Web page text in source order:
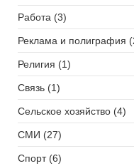
Работа (3)
Реклама и полиграфия
Религия (1)
Связь (1)
Сельское хозяйство (4)
СМИ (27)
Спорт (6)